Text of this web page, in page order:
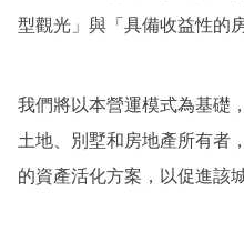
型觀光」與「具備收益性的
我們將以本營運模式為基礎
土地、別墅和房地產所有者
的資產活化方案，以促進該